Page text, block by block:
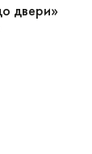
двери»